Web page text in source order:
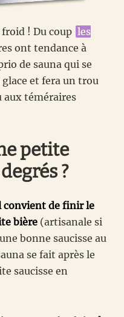
! Du coup les
ont tendance à
de sauna qui se
glace et fera un trou
aux téméraires
petite
?
convient de finir le
bière (artisanale si
bonne saucisse au
se fait après le
saucisse en